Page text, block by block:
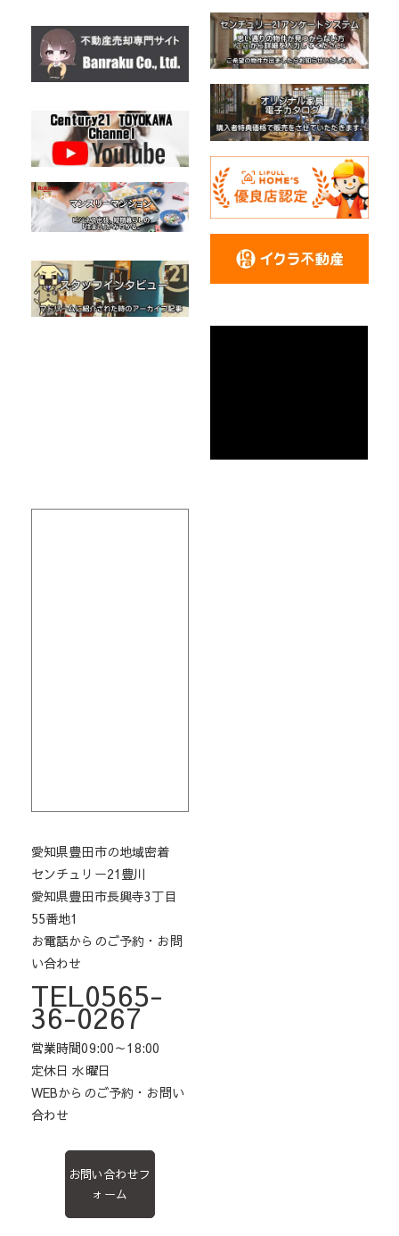
愛知県豊田市の地域密着
センチュリー21豊川
愛知県豊田市長興寺3丁目
55番地1
お電話からのご予約・お問
い合わせ
TEL0565-
36-0267
営業時間09:00～18:00
定休日 水曜日
WEBからのご予約・お問い
合わせ
お問い合わせフ
ォーム